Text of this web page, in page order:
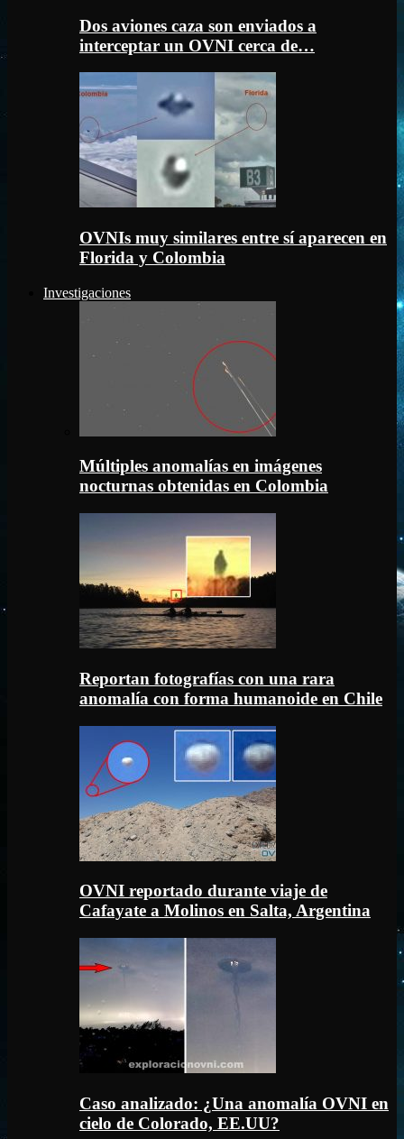
Dos aviones caza son enviados a
interceptar un OVNI cerca de…
OVNIs muy similares entre sí aparecen en
Florida y Colombia
Investigaciones
Múltiples anomalías en imágenes
nocturnas obtenidas en Colombia
Reportan fotografías con una rara
anomalía con forma humanoide en Chile
OVNI reportado durante viaje de
Cafayate a Molinos en Salta, Argentina
Caso analizado: ¿Una anomalía OVNI en
cielo de Colorado, EE.UU?